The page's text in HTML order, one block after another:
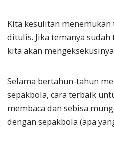
Kita kesulitan
ditulis. Jika temanya
kita akan
Selama bertahun-tahun
sepakbola, cara terbaik
membaca dan sebisa
dengan sepakbola (apa